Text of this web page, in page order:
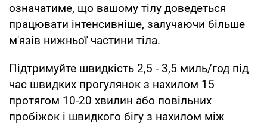
означатиме, що вашому тілу доведеться
працювати інтенсивніше, залучаючи більше
м'язів нижньої частини тіла.
Підтримуйте швидкість 2,5 - 3,5 миль/год під
час швидких прогулянок з нахилом 15
протягом 10-20 хвилин або повільних
пробіжок і швидкого бігу з нахилом між